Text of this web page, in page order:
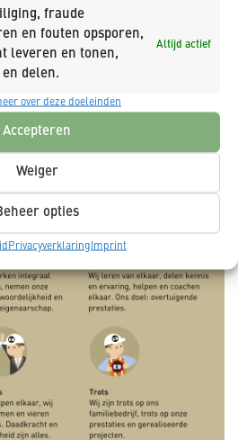
fraude
en fouten opsporen,
leveren en tonen,
en delen.
Altijd actief
over deze doeleinden
Accepteren
Weiger
opties
Privacyverklaring Imprint